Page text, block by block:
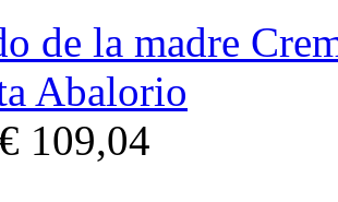
de la madre
Abalorio
109,04